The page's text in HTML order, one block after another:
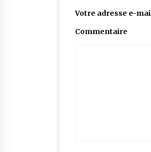
Votre adresse e-
Commentaire